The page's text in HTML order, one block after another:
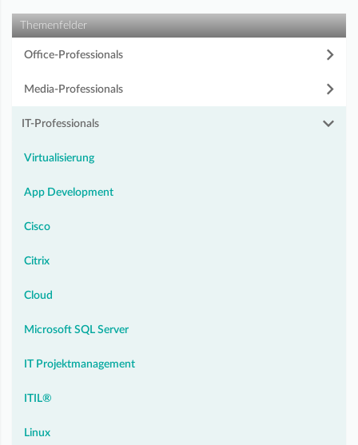
Themenfelder
Office-Professionals
Media-Professionals
IT-Professionals
Virtualisierung
App Development
Cisco
Citrix
Cloud
Microsoft SQL Server
IT Projektmanagement
ITIL®
Linux